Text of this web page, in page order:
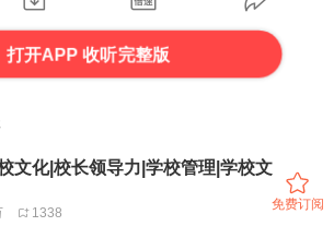
打开APP 收听完整版
文化|校长领导力|学校管理|学校文
1338
免费订阅